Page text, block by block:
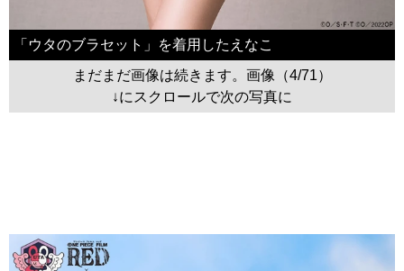
「ウタのブラセット」を着用したえなこ
まだまだ画像は続きます。画像（4/71）
↓にスクロールで次の写真に